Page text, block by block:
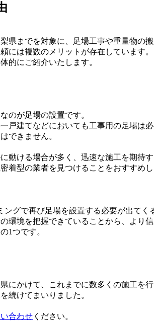
までを対象に、足場工事や重量物の
には複数のメリットが存在しています。
的にご紹介いたします。
のが足場の設置です。
戸建てなどにおいても工事用の足場は必
できません。
ける場合が多く、迅速な施工を期待す
着型の業者を見つけることをおすすめし
グで再び足場を設置する必要が出てく
境を把握できていることから、より
1つです。
にかけて、これまでに数多くの施工を行
続けてまいりました。
合わせ ください。